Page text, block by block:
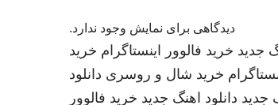
دیدگاهی برای نمایش وجود ندارد.
جدید خرید فالوور اینستاگرام خرید
خرید شال و روسری دانلود
جدید دانلود اهنگ جدید خرید فالوور